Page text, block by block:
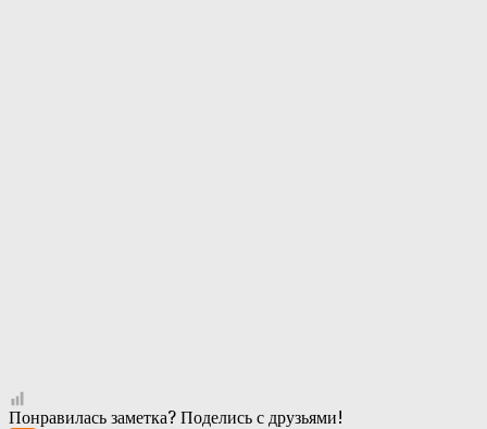
Понравилась заметка? Поделись с друзьями!